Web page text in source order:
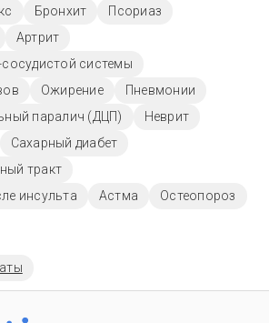
Бронхит
Псориаз
Артрит
системы
Ожирение
Пневмонии
паралич (ДЦП)
Неврит
Сахарный диабет
тракт
инсульта
Астма Остеопороз